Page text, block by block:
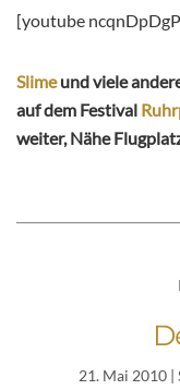
[youtube
Slimeund viele
auf dem Festival
weiter, Nähe
21. Mai 2010 |